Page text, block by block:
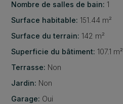
Nombre de salles de bain: 1
Surface habitable: 151.44 m²
Surface du terrain: 142 m²
Superficie du bâtiment: 107.1 m²
Terrasse: Non
Jardin: Non
Garage: Oui